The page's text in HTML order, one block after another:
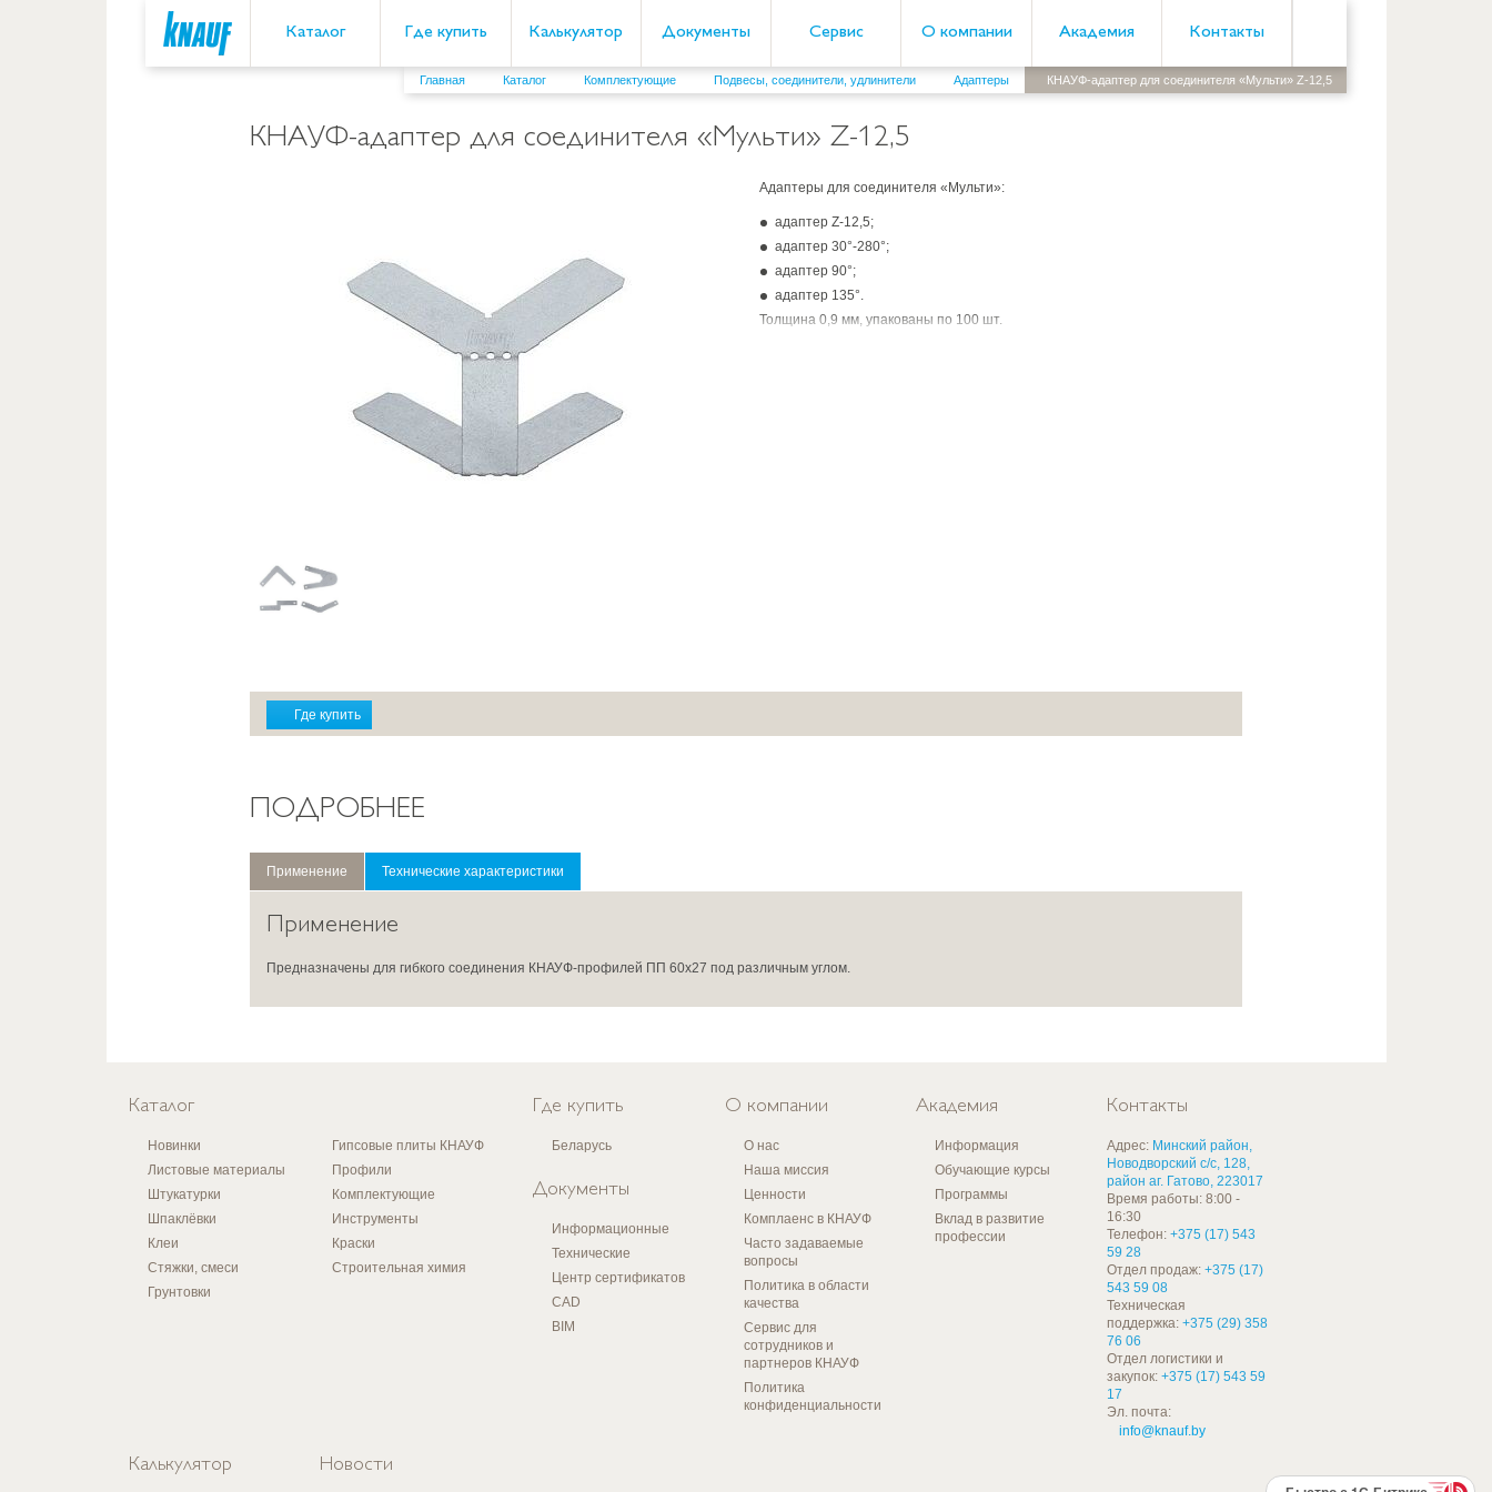
Каталог Где купить Калькулятор Документы Сервис О компании Академия Контакты
Главная Каталог Комплектующие Подвесы, соединители, удлинители Адаптеры КНАУФ-адаптер для соединителя «Мульти» Z-12,5
КНАУФ-адаптер для соединителя «Мульти» Z-12,5
Адаптеры для соединителя «Мульти»:
адаптер Z-12,5;
адаптер 30°-280°;
адаптер 90°;
адаптер 135°.
Толщина 0,9 мм, упакованы по 100 шт.
Где купить
ПОДРОБНЕЕ
Применение Технические характеристики
Применение
Предназначены для гибкого соединения КНАУФ-профилей ПП 60х27 под различным углом.
Каталог
Новинки
Листовые материалы
Штукатурки
Шпаклёвки
Клеи
Стяжки, смеси
Грунтовки
Гипсовые плиты КНАУФ
Профили
Комплектующие
Инструменты
Краски
Строительная химия
Где купить
Беларусь
Документы
Информационные
Технические
Центр сертификатов
CAD
BIM
О компании
О нас
Наша миссия
Ценности
Комплаенс в КНАУФ
Часто задаваемые
вопросы
Политика в области
качества
Сервис для
сотрудников и
партнеров КНАУФ
Политика
конфиденциальности
Академия
Информация
Обучающие курсы
Программы
Вклад в развитие
профессии
Контакты
Адрес: Минский район,
Новодворский с/с, 128,
район аг. Гатово, 223017
Время работы: 8:00 -
16:30
Телефон:+375 (17) 543
59 28
Отдел продаж:+375 (17)
543 59 08
Техническая
поддержка:+375 (29) 358
76 06
Отдел логистики и
закупок:+375 (17) 543 59
17
Эл. почта:
info@knauf.by
Калькулятор Новости